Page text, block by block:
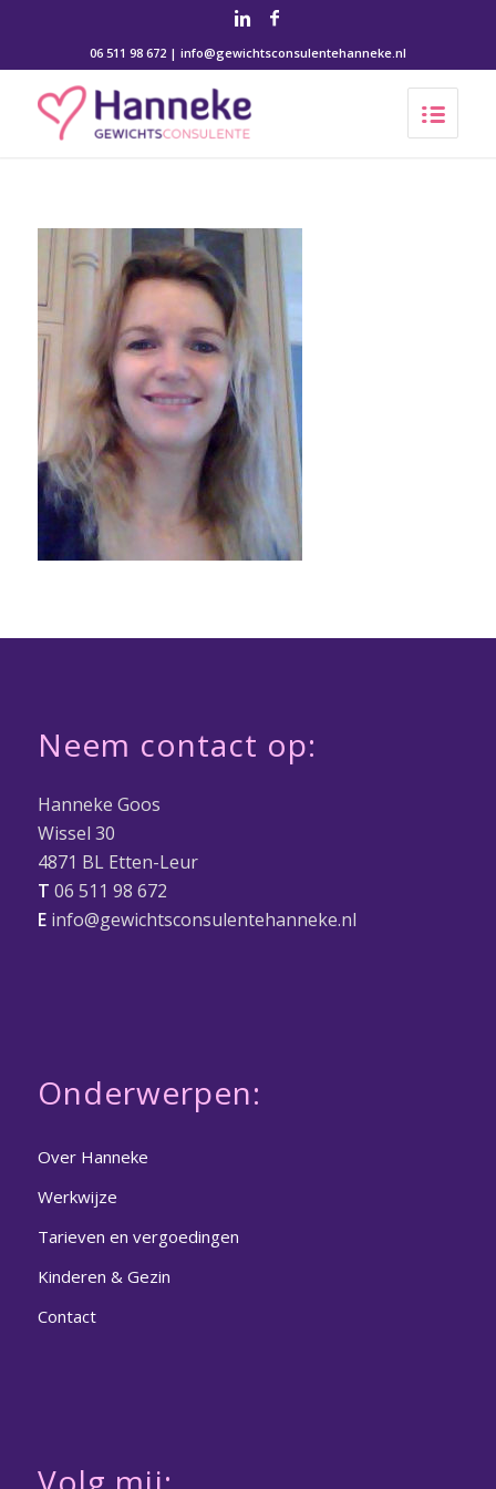
06 511 98 672 | info@gewichtsconsulentehanneke.nl
Neem contact op:
Hanneke Goos
Wissel 30
4871 BL Etten-Leur
T 06 511 98 672
Einfo@gewichtsconsulentehanneke.nl
Onderwerpen:
Over Hanneke
Werkwijze
Tarieven en vergoedingen
Kinderen & Gezin
Contact